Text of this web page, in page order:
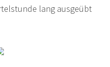
lang ausgeübt